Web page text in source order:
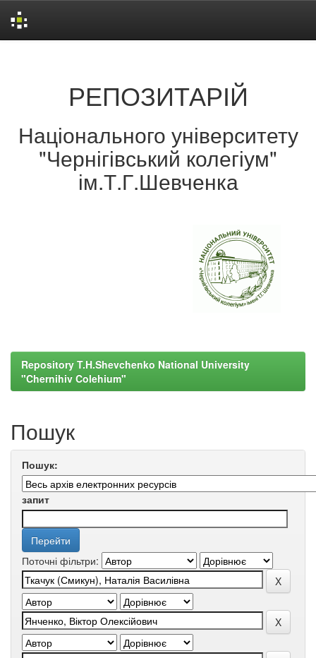
РЕПОЗИТАРІЙ
Національного університету
"Чернігівський колегіум"
ім.Т.Г.Шевченка
Repository T.H.Shevchenko National University
"Chernihiv Colehium"
Пошук
Пошук:
запит
Поточні фільтри: